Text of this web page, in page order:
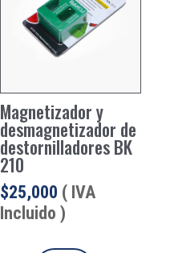
Magnetizador y
desmagnetizador de
destornilladores BK
210
$25,000 ( IVA
Incluido )